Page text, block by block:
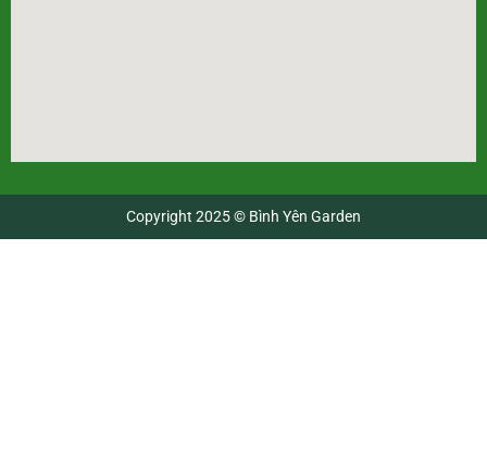
Copyright 2025 © Bình Yên Garden